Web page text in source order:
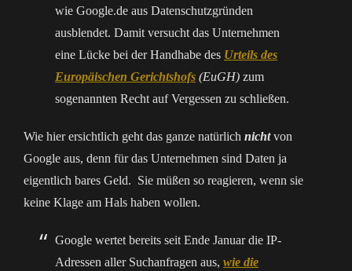
wie Google.de aus Datenschutzgründen
ausblendet. Damit versucht das Unternehmen
eine Lücke bei der Handhabe des Urteils des
Europäischen Gerichtshofs (EuGH) zum
sogenannten Recht auf Vergessen zu schließen.
Wie hier ersichtlich geht das ganze natürlich nichtvon
Google aus, denn für das Unternehmen sind Daten ja
eigentlich bares Geld. Sie müßen so reagieren, wenn sie
keine Klage am Hals haben wollen.
Google wertet bereits seit Ende Januar die IP-
Adressen aller Suchanfragen aus, wie die